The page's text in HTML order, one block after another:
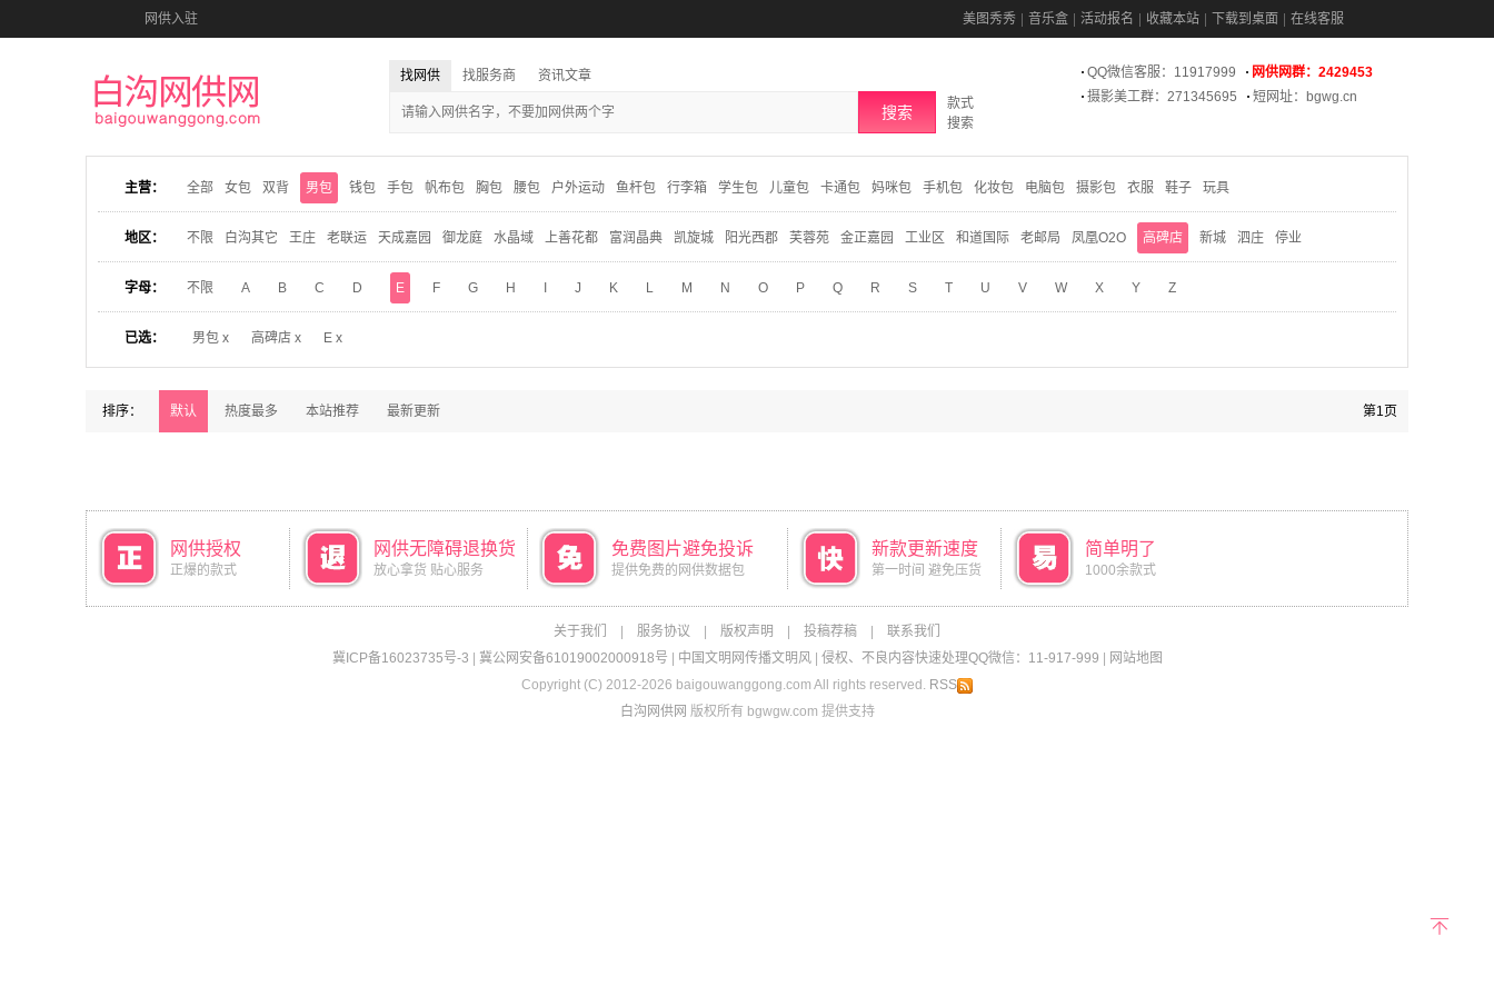
网供入驻 美图秀秀 音乐盒 活动报名 收藏本站 下载到桌面 在线客服
找网供 找服务商 资讯文章
搜索
款式
搜索
QQ微信客服：11917999
网供网群：2429453
摄影美工群：271345695
短网址：bgwg.cn
主营： 全部 女包 双背 男包 钱包 手包 帆布包 胸包 腰包 户外运动 鱼杆包 行李箱 学生包 儿童包 卡通包 妈咪包 手机包 化妆包 电脑包 摄影包 衣服 鞋子 玩具
地区： 不限 白沟其它 王庄 老联运 天成嘉园 御龙庭 水晶域 上善花都 富润晶典 凯旋城 阳光西郡 芙蓉苑 金正嘉园 工业区 和道国际 老邮局 凤凰O2O 高碑店 新城 泗庄 停业
字母： 不限 A B C D E F G H J K L M N O P Q R S T U V W X Y Z
已选： 男包 x 高碑店 x E x
排序： 默认 热度最多 本站推荐 最新更新 第1页
网供授权
正爆的款式
网供无障碍退换货
放心拿货 贴心服务
免费图片避免投诉
提供免费的网供数据包
新款更新速度
第一时间 避免压货
简单明了
1000余款式
关于我们 服务协议 版权声明 投稿荐稿
联系我们
冀ICP备16023735号-3
冀公网安备61019002000918号 中国文明网传播文明风| 侵权、不良内容快速处理QQ微信：11-917-999
网站地图
Copyright (C) 2012-2026 baigouwanggong.com All rights reserved. RSS
白沟网供网 版权所有 bgwgw.com 提供支持